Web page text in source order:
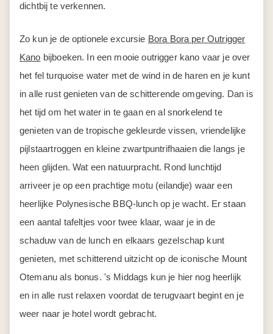
dichtbij te verkennen.
Zo kun je de optionele excursie Bora Bora per Outrigger
Kano bijboeken. In een mooie outrigger kano vaar je over
het fel turquoise water met de wind in de haren en je kunt
in alle rust genieten van de schitterende omgeving. Dan is
het tijd om het water in te gaan en al snorkelend te
genieten van de tropische gekleurde vissen, vriendelijke
pijlstaartroggen en kleine zwartpuntrifhaaien die langs je
heen glijden. Wat een natuurpracht. Rond lunchtijd
arriveer je op een prachtige motu (eilandje) waar een
heerlijke Polynesische BBQ-lunch op je wacht. Er staan
een aantal tafeltjes voor twee klaar, waar je in de
schaduw van de lunch en elkaars gezelschap kunt
genieten, met schitterend uitzicht op de iconische Mount
Otemanu als bonus. 's Middags kun je hier nog heerlijk
en in alle rust relaxen voordat de terugvaart begint en je
weer naar je hotel wordt gebracht.